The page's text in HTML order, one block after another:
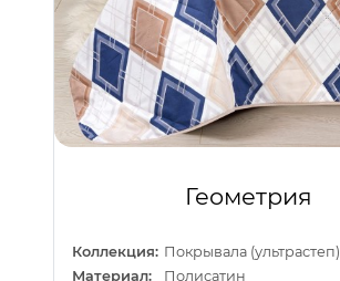
Геометрия
Коллекция: Покрывала (ультрастеп)
Материал:
Полисатин